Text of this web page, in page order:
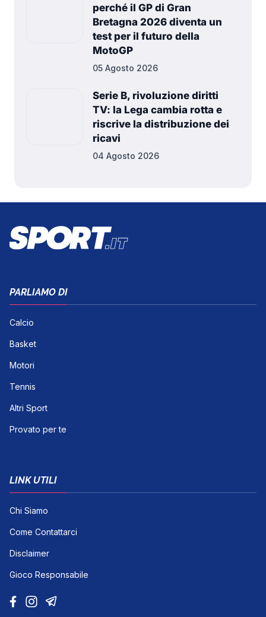
perché il GP di Gran
Bretagna 2026 diventa un
test per il futuro della
MotoGP
05 Agosto 2026
Serie B, rivoluzione diritti
TV: la Lega cambia rotta e
riscrive la distribuzione dei
ricavi
04 Agosto 2026
PARLIAMO DI
Calcio
Basket
Motori
Tennis
Altri Sport
Provato per te
LINK UTILI
Chi Siamo
Come Contattarci
Disclaimer
Gioco Responsabile